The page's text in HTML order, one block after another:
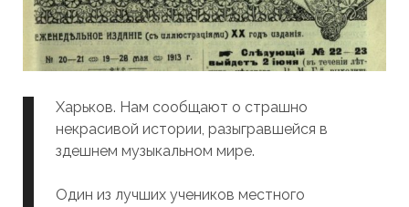
Харьков. Нам сообщают о страшно
некрасивой истории, разыгравшейся в
здешнем музыкальном мире.
Один из лучших учеников местного